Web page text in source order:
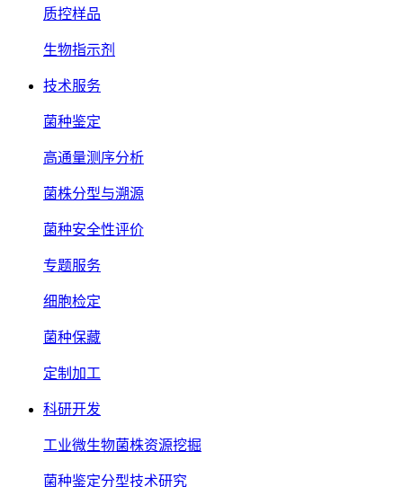
质控样品
生物指示剂
技术服务
菌种鉴定
高通量测序分析
菌株分型与溯源
菌种安全性评价
专题服务
细胞检定
菌种保藏
定制加工
科研开发
工业微生物菌株资源挖掘
菌种鉴定分型技术研究